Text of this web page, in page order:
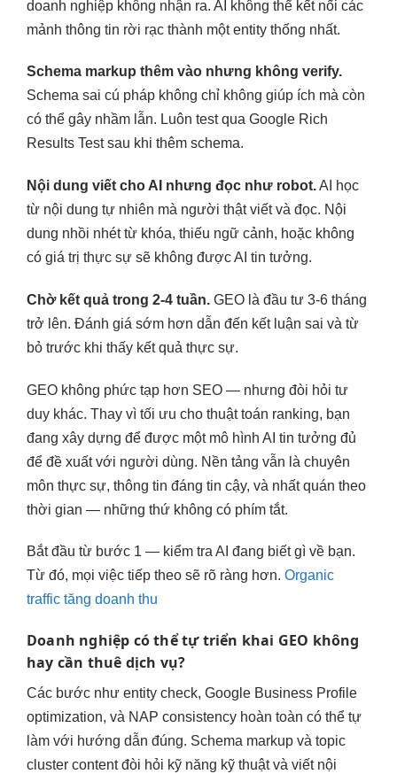
doanh nghiệp không nhận ra. AI không thể kết nối các
mảnh thông tin rời rạc thành một entity thống nhất.
Schema markup thêm vào nhưng không verify.
Schema sai cú pháp không chỉ không giúp ích mà còn
có thể gây nhầm lẫn. Luôn test qua Google Rich
Results Test sau khi thêm schema.
Nội dung viết cho AI nhưng đọc như robot.AI học
từ nội dung tự nhiên mà người thật viết và đọc. Nội
dung nhồi nhét từ khóa, thiếu ngữ cảnh, hoặc không
có giá trị thực sự sẽ không được AI tin tưởng.
Chờ kết quả trong 2-4 tuần. GEO là đầu tư 3-6 tháng
trở lên. Đánh giá sớm hơn dẫn đến kết luận sai và từ
bỏ trước khi thấy kết quả thực sự.
GEO không phức tạp hơn SEO — nhưng đòi hỏi tư
duy khác. Thay vì tối ưu cho thuật toán ranking, bạn
đang xây dựng để được một mô hình AI tin tưởng đủ
để đề xuất với người dùng. Nền tảng vẫn là chuyên
môn thực sự, thông tin đáng tin cậy, và nhất quán theo
thời gian — những thứ không có phím tắt.
Bắt đầu từ bước 1 — kiểm tra AI đang biết gì về bạn.
Từ đó, mọi việc tiếp theo sẽ rõ ràng hơn. Organic
traffic tăng doanh thu
Doanh nghiệp có thể tự triển khai GEO không
hay cần thuê dịch vụ?
Các bước như entity check, Google Business Profile
optimization, và NAP consistency hoàn toàn có thể tự
làm với hướng dẫn đúng. Schema markup và topic
cluster content đòi hỏi kỹ năng kỹ thuật và viết nội